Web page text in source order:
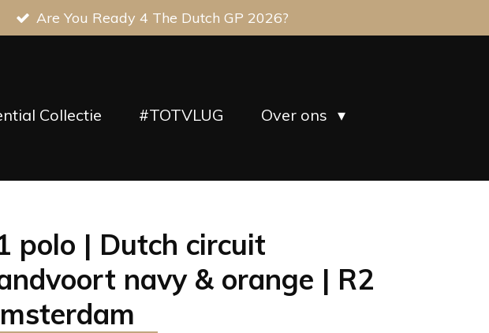
Are You Ready 4 The Dutch GP 2026?
Collectie #TOTVLUG
Over ons
polo | Dutch circuit
navy & orange | R2